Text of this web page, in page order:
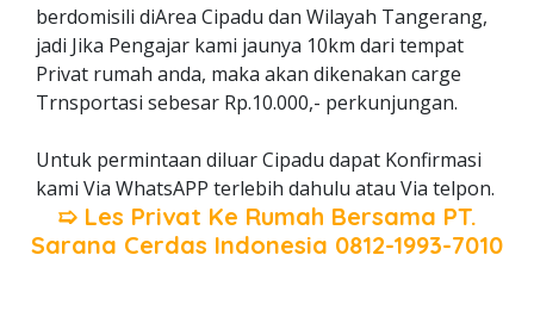
berdomisili diArea Cipadu dan Wilayah Tangerang,
jadi Jika Pengajar kami jaunya 10km dari tempat
Privat rumah anda, maka akan dikenakan carge
Trnsportasi sebesar Rp.10.000,- perkunjungan.
Untuk permintaan diluar Cipadu dapat Konfirmasi
kami Via WhatsAPP terlebih dahulu atau Via telpon.
➯ Les Privat Ke Rumah Bersama PT.
Sarana Cerdas Indonesia 0812-1993-7010